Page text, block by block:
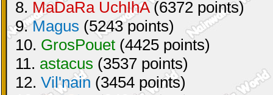
8. MaDaRa UchIhA(6372 points)
9.Magus (5243 points)
10. GrosPouet (4425 points)
11. astacus (3537 points)
12. Vil'nain (3454 points)